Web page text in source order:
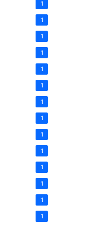
1
1
1
1
1
1
1
1
1
1
1
1
1
1